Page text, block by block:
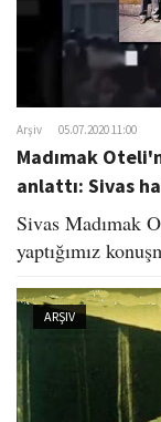
Arşiv 05.07.2020 11:00
Madımak
anlattı: Sivas
Sivas Madımak
yaptığımız
ARŞIV